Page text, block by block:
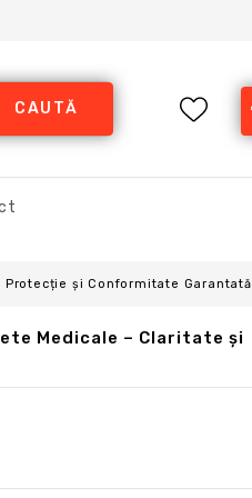
CAUTĂ
Protecție și Conformitate Garantată
Medicale – Claritate și